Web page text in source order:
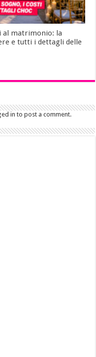
al matrimonio: la
e tutti i dettagli delle
in to post a comment.